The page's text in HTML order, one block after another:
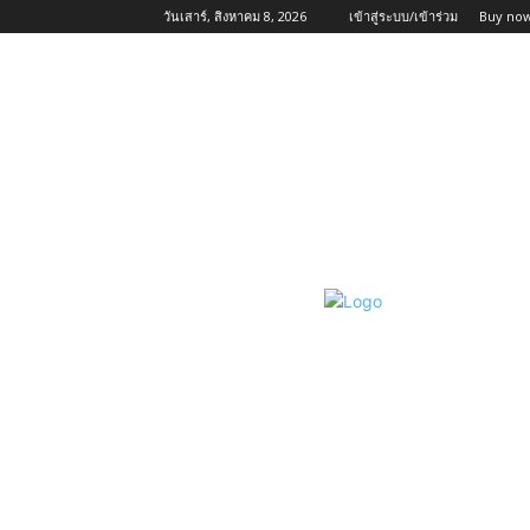
วันเสาร์, สิงหาคม 8, 2026 เข้าสู่ระบบ/เข้าร่วม Buy